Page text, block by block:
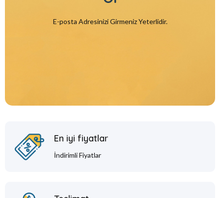
E-posta Adresinizi Girmeniz Yeterlidir.
En iyi fiyatlar
İndirimli Fiyatlar